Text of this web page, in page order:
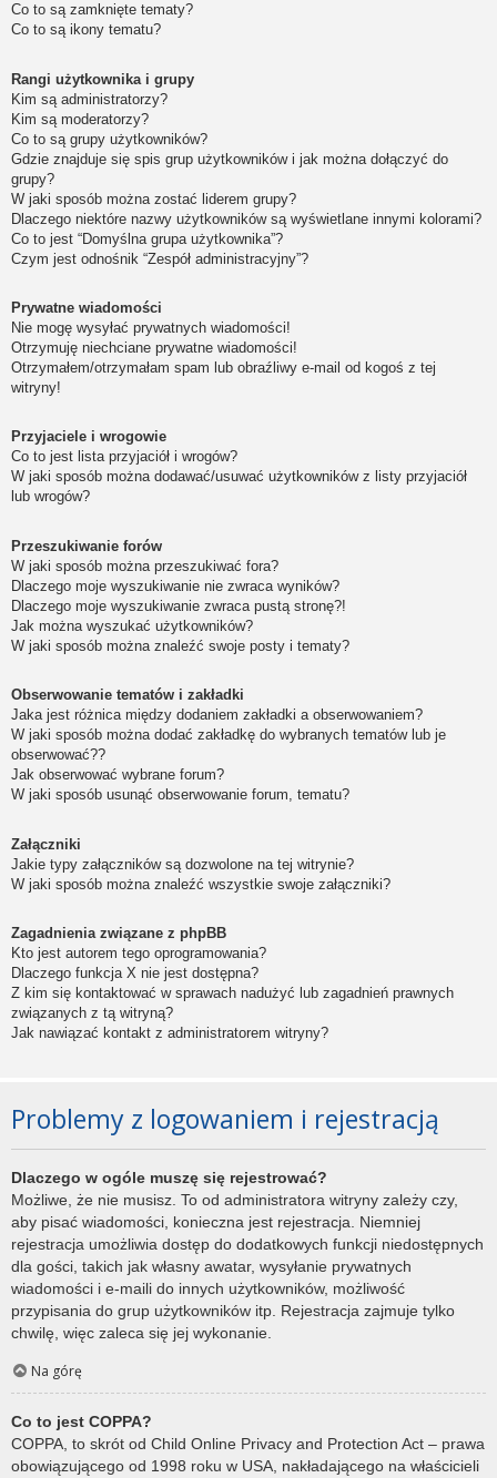
Co to są zamknięte tematy?
Co to są ikony tematu?
Rangi użytkownika i grupy
Kim są administratorzy?
Kim są moderatorzy?
Co to są grupy użytkowników?
Gdzie znajduje się spis grup użytkowników i jak można dołączyć do
grupy?
W jaki sposób można zostać liderem grupy?
Dlaczego niektóre nazwy użytkowników są wyświetlane innymi kolorami?
Co to jest “Domyślna grupa użytkownika”?
Czym jest odnośnik “Zespół administracyjny”?
Prywatne wiadomości
Nie mogę wysyłać prywatnych wiadomości!
Otrzymuję niechciane prywatne wiadomości!
Otrzymałem/otrzymałam spam lub obraźliwy e-mail od kogoś z tej
witryny!
Przyjaciele i wrogowie
Co to jest lista przyjaciół i wrogów?
W jaki sposób można dodawać/usuwać użytkowników z listy przyjaciół
lub wrogów?
Przeszukiwanie forów
W jaki sposób można przeszukiwać fora?
Dlaczego moje wyszukiwanie nie zwraca wyników?
Dlaczego moje wyszukiwanie zwraca pustą stronę?!
Jak można wyszukać użytkowników?
W jaki sposób można znaleźć swoje posty i tematy?
Obserwowanie tematów i zakładki
Jaka jest różnica między dodaniem zakładki a obserwowaniem?
W jaki sposób można dodać zakładkę do wybranych tematów lub je
obserwować??
Jak obserwować wybrane forum?
W jaki sposób usunąć obserwowanie forum, tematu?
Załączniki
Jakie typy załączników są dozwolone na tej witrynie?
W jaki sposób można znaleźć wszystkie swoje załączniki?
Zagadnienia związane z phpBB
Kto jest autorem tego oprogramowania?
Dlaczego funkcja X nie jest dostępna?
Z kim się kontaktować w sprawach nadużyć lub zagadnień prawnych
związanych z tą witryną?
Jak nawiązać kontakt z administratorem witryny?
Problemy z logowaniem i rejestracją
Dlaczego w ogóle muszę się rejestrować?
Możliwe, że nie musisz. To od administratora witryny zależy czy,
aby pisać wiadomości, konieczna jest rejestracja. Niemniej
rejestracja umożliwia dostęp do dodatkowych funkcji niedostępnych
dla gości, takich jak własny awatar, wysyłanie prywatnych
wiadomości i e-maili do innych użytkowników, możliwość
przypisania do grup użytkowników itp. Rejestracja zajmuje tylko
chwilę, więc zaleca się jej wykonanie.
Na górę
Co to jest COPPA?
COPPA, to skrót od Child Online Privacy and Protection Act – prawa
obowiązującego od 1998 roku w USA, nakładającego na właścicieli